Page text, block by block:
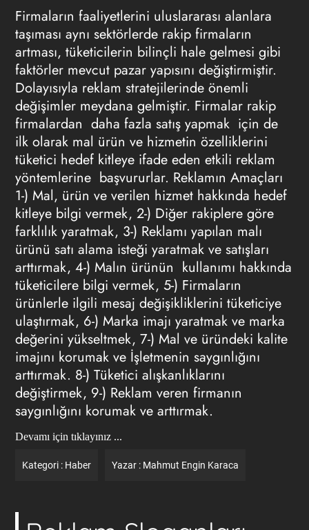
Firmaların faaliyetlerini uluslararası alanlara
taşıması aynı sektörlerde rakip firmaların
artması, tüketicilerin bilinçli hale gelmesi gibi
faktörler mevcut pazar yapısını değiştirmiştir.
Dolayısıyla reklam stratejilerinde önemli
değişimler meydana gelmiştir. Firmalar rakip
firmalardan daha fazla satış yapmak için de
ilk olarak mal ürün ve hizmetin özelliklerini
tüketici hedef kitleye ifade eden etkili reklam
yöntemlerine başvururlar. Reklamın Amaçları
1-) Mal, ürün ve verilen hizmet hakkında hedef
kitleye bilgi vermek, 2-) Diğer rakiplere göre
farklılık yaratmak, 3-) Reklamı yapılan malı
ürünü satı alama isteği yaratmak ve satışları
arttırmak, 4-) Malın ürünün kullanımı hakkında
tüketicilere bilgi vermek, 5-) Firmaların
ürünlerle ilgili mesaj değişikliklerini tüketiciye
ulaştırmak, 6-) Marka imajı yaratmak ve marka
değerini yükseltmek, 7-) Mal ve üründeki kalite
imajını korumak ve İşletmenin saygınlığını
arttırmak. 8-) Tüketici alışkanlıklarını
değiştirmek, 9-) Reklam veren firmanın
saygınlığını korumak ve arttırmak.
Devamı için tıklayınız ...
Kategori : Haber Yazar : Mahmut Engin Karaca